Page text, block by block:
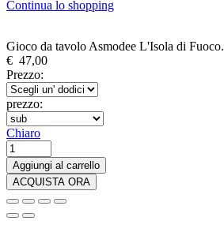
Continua lo shopping
Gioco da tavolo Asmodee L'Isola di Fuoco.
€ 47,00
Prezzo:
prezzo:
Chiaro
Gioco
da
tavolo
Asmodee
L'Isola
di
Aggiungi al carrello
ACQUISTA ORA